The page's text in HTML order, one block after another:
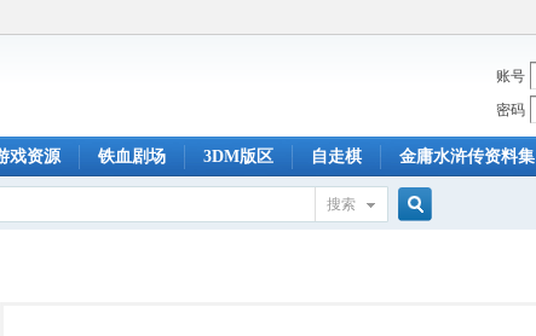
账号
密码
戏资源 铁血剧场 3DM版区 自走棋 金庸水浒传资料集
搜索